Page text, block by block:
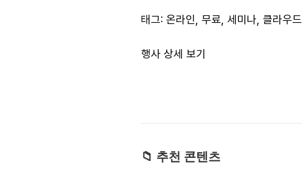
태그: 온라인, 무료, 세미나, 클라우드
행사 상세 보기
📁 추천 콘텐츠